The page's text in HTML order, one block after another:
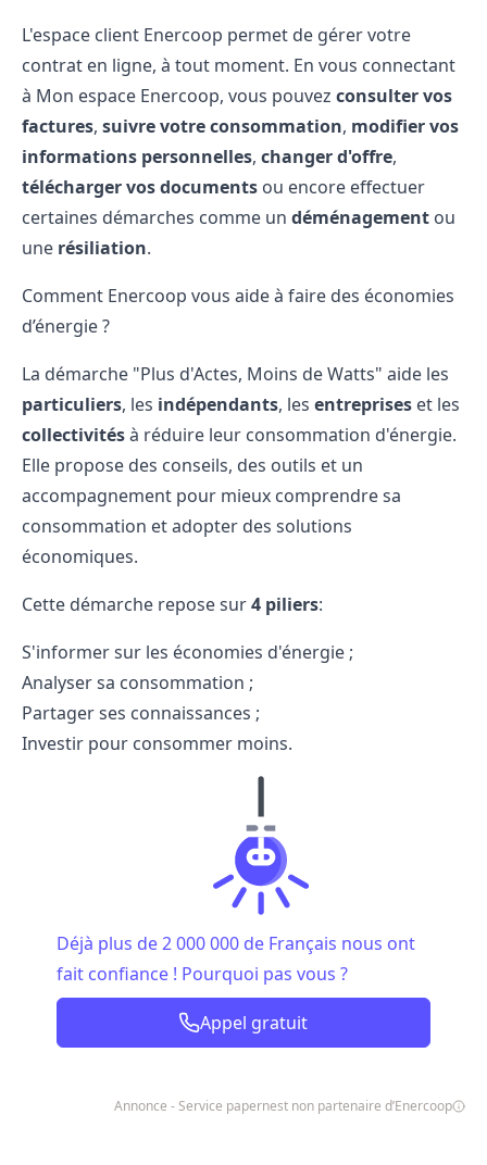
L'espace client Enercoop permet de gérer votre
contrat en ligne, à tout moment. En vous connectant
à Mon espace Enercoop, vous pouvez consulter vos
factures, suivre votre consommation, modifier vos
informations personnelles, changer d'offre,
télécharger vos documents ou encore effectuer
certaines démarches comme un déménagement ou
une résiliation.
Comment Enercoop vous aide à faire des économies
d’énergie ?
La démarche "Plus d'Actes, Moins de Watts" aide les
particuliers, les indépendants, les entreprises et les
collectivitésà réduire leur consommation d'énergie.
Elle propose des conseils, des outils et un
accompagnement pour mieux comprendre sa
consommation et adopter des solutions
économiques.
Cette démarche repose sur4 piliers:
S'informer sur les économies d'énergie ;
Analyser sa consommation ;
Partager ses connaissances ;
Investir pour consommer moins.
Déjà plus de 2 000 000 de Français nous ont
fait confiance ! Pourquoi pas vous ?
Appel gratuit
Annonce - Service papernest non partenaire d’Enercoop